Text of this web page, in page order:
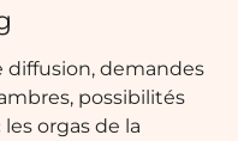
diffusion, demandes
possibilités
orgas de la